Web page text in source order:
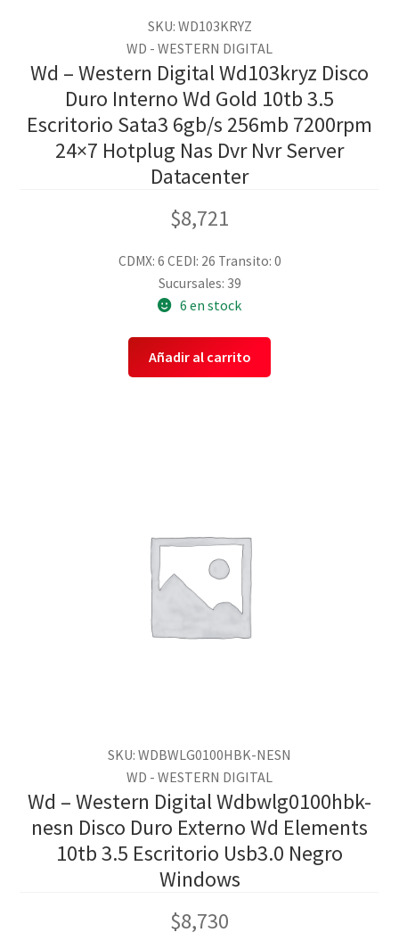
SKU: WD103KRYZ
WD - WESTERN DIGITAL
Wd – Western Digital Wd103kryz Disco
Duro Interno Wd Gold 10tb 3.5
Escritorio Sata3 6gb/s 256mb 7200rpm
24×7 Hotplug Nas Dvr Nvr Server
Datacenter
$8,721
CDMX: 6 CEDI: 26 Transito: 0
Sucursales: 39
6 en stock
Añadir al carrito
SKU: WDBWLG0100HBK-NESN
WD - WESTERN DIGITAL
Wd – Western Digital Wdbwlg0100hbk-
nesn Disco Duro Externo Wd Elements
10tb 3.5 Escritorio Usb3.0 Negro
Windows
$8,730